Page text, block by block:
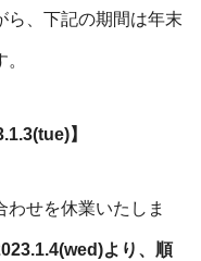
ら、下記の期間は年末
】
わせを休業いたしま
より、順